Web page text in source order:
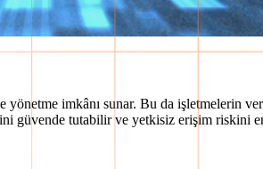
yönetme imkânı sunar. Bu da işletmelerin
güvende tutabilir ve yetkisiz erişim riskini